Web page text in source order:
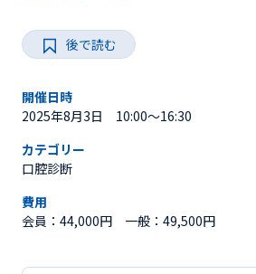
学会・研修
SNS Live
後で読む
開催日時
2025年8月3日 10:00～16:30
カテゴリー
口腔診断
費用
会員：44,000円 一般：49,500円